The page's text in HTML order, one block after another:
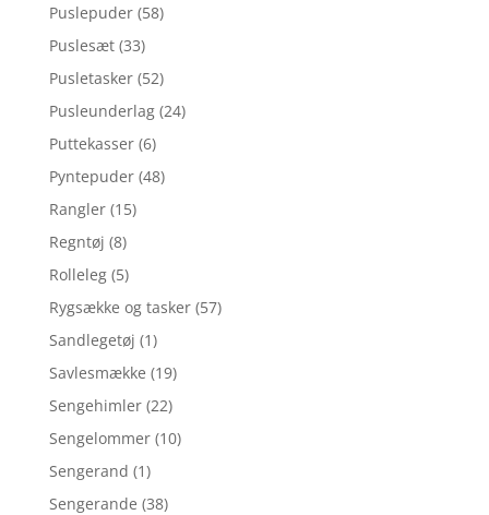
Puslepuder (58)
Puslesæt (33)
Pusletasker (52)
Pusleunderlag (24)
Puttekasser (6)
Pyntepuder (48)
Rangler (15)
Regntøj (8)
Rolleleg (5)
Rygsække og tasker (57)
Sandlegetøj (1)
Savlesmække (19)
Sengehimler (22)
Sengelommer (10)
Sengerand (1)
Sengerande (38)